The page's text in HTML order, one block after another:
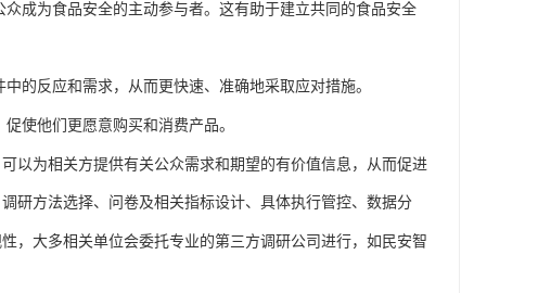
成为食品安全的主动参与者。这有助于建立共同的食品安全
的反应和需求，从而更快速、准确地采取应对措施。
使他们更愿意购买和消费产品。
以为相关方提供有关公众需求和期望的有价值信息，从而促进
调研方法选择、 问卷及相关指标设计、 具体执行管控、 数据分
， 大多相关单位会委托专业的第三方调研公司进行， 如民安智